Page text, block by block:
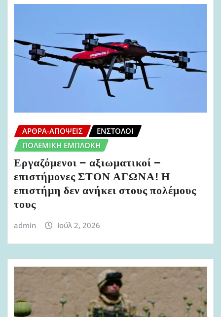
ΆΡΘΡΑ-ΑΠΌΨΕΙΣ
ΈΝΣΤΟΛΟΙ
ΠΟΛΕΜΙΚΉ ΕΜΠΛΟΚΉ
Εργαζόμενοι – αξιωματικοί –
επιστήμονες ΣΤΟΝ ΑΓΩΝΑ! Η
επιστήμη δεν ανήκει στους πολέμους
τους
admin Ιούλ 2, 2026